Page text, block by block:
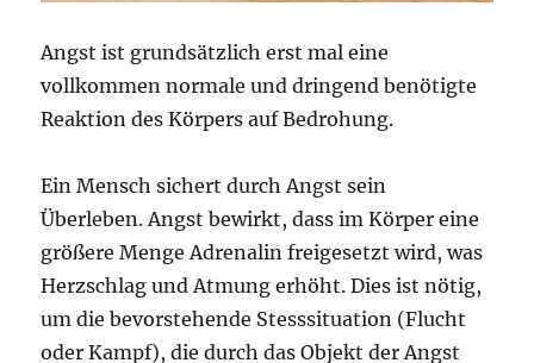
Angst ist grundsätzlich erst mal eine
vollkommen normale und dringend benötigte
Reaktion des Körpers auf Bedrohung.
Ein Mensch sichert durch Angst sein
Überleben. Angst bewirkt, dass im Körper eine
größere Menge Adrenalin freigesetzt wird, was
Herzschlag und Atmung erhöht. Dies ist nötig,
um die bevorstehende Stesssituation (Flucht
oder Kampf), die durch das Objekt der Angst